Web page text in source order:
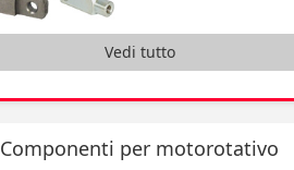
Vedi tutto
Componenti per motorotativo